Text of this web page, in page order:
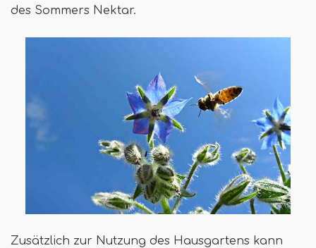
des Sommers Nektar.
Zusätzlich zur Nutzung des Hausgartens kann